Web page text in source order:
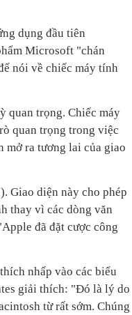
dụng đầu tiên
Microsoft "chán
nói về chiếc máy tính
quan trọng. Chiếc máy
quan trọng trong việc
mở ra tương lai của giao
Giao diện này cho phép
thay vì các dòng văn
đã đặt cược công
nhấp vào các biểu
giải thích: "Đó là lý do
từ rất sớm. Chúng